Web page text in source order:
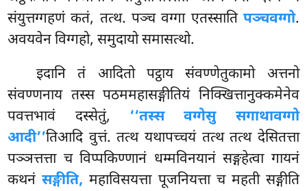
संयुत्तग्गहणं कतं, तत्थ. पञ्च वग्गा एतस्साति पञ्चवग्गो.
अवयवेन विग्गहो, समुदायो समासत्थो.
इदानि तं आदितो पट्ठाय संवण्णेतुकामो अत्तनो
संवण्णनाय तस्स पठममहासङ्गीतियं निक्खित्तानुक्कमेनेव
पवत्तभावं दस्सेतुं, ‘‘तस्स वग्गेसु सगाथावग्गो
आदी’’तिआदि वुत्तं. तत्थ यथापच्चयं तत्थ तत्थ देसितत्ता
पञ्ञत्तत्ता च विप्पकिण्णानं धम्मविनयानं सङ्गहेत्वा गायनं
कथनंसङ्गीति, महाविसयत्ता पूजनियत्ता च महती सङ्गीति